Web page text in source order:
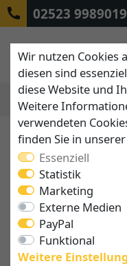
02523 9989019
Wir nutzen Cookies
diesen sind
diese Website und
Weitere
verwendeten
finden Sie in unserer
Essenziell
Statistik
Marketing
Externe Medien
PayPal
Funktional
Weitere